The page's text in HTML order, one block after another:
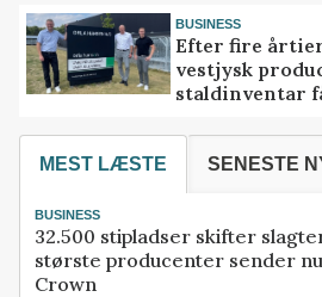
BUSINESS
Efter fire
vestjysk
staldinventar
MEST LÆSTE SENESTE
BUSINESS
32.500 stipladser skifter
største producenter sender
Crown